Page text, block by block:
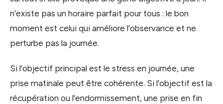
n’existe pas un horaire parfait pour tous : le bon
moment est celui qui améliore l’observance et ne
perturbe pas la journée.
Si l’objectif principal est le stress en journée, une
prise matinale peut être cohérente. Si l’objectif est la
récupération ou l’endormissement, une prise en fin